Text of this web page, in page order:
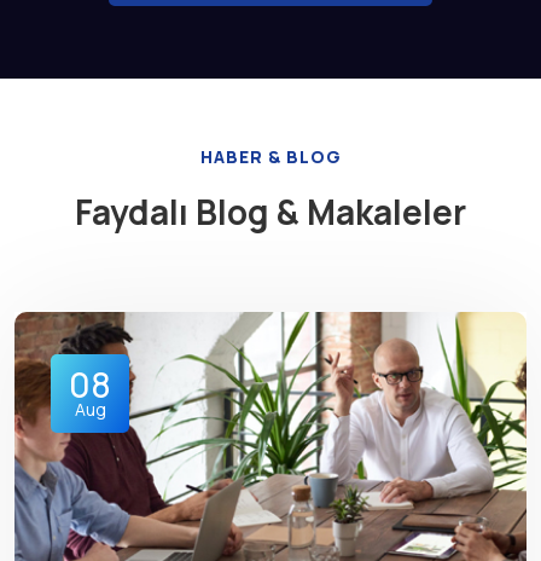
HABER & BLOG
Faydalı Blog & Makaleler
08
Aug